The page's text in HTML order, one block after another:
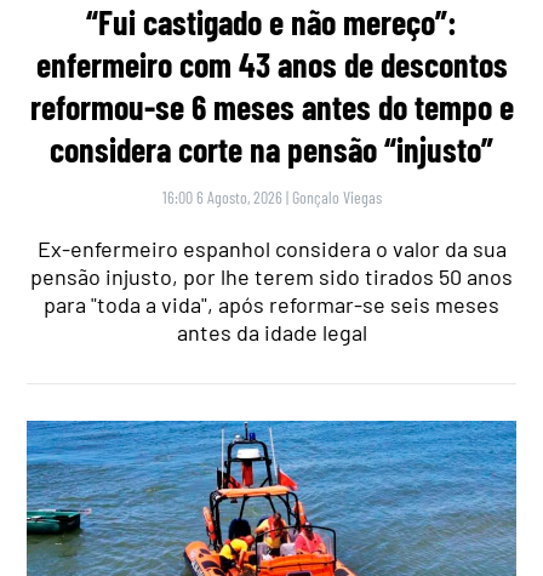
“Fui castigado e não mereço”:
enfermeiro com 43 anos de descontos
reformou-se 6 meses antes do tempo e
considera corte na pensão “injusto”
16:00 6 Agosto, 2026 | Gonçalo Viegas
Ex-enfermeiro espanhol considera o valor da sua
pensão injusto, por lhe terem sido tirados 50 anos
para "toda a vida", após reformar-se seis meses
antes da idade legal